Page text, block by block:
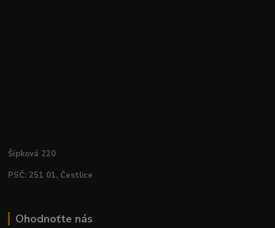
Šípková 220
PSČ: 251 01, Čestlice
Ohodnoťte nás